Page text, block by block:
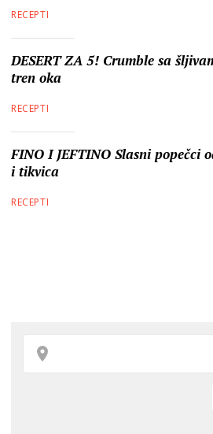
RECEPTI
DESERT ZA 5! Crumble sa
tren oka
RECEPTI
FINO I JEFTINO Slasni popečci
i tikvica
RECEPTI